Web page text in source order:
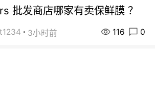
批发商店哪家有卖保鲜膜 ？
3小时前 116 0